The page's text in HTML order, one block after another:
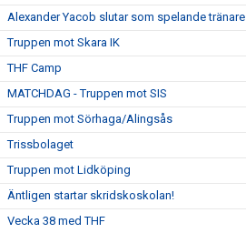
Alexander Yacob slutar som spelande tränare
Truppen mot Skara IK
THF Camp
MATCHDAG - Truppen mot SIS
Truppen mot Sörhaga/Alingsås
Trissbolaget
Truppen mot Lidköping
Äntligen startar skridskoskolan!
Vecka 38 med THF